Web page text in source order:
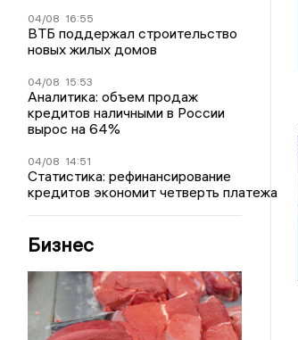
04/08 16:55
ВТБ поддержал строительство
новых жилых домов
04/08 15:53
Аналитика: объем продаж
кредитов наличными в России
вырос на 64%
04/08 14:51
Статистика: рефинансирование
кредитов экономит четверть платежа
Бизнес